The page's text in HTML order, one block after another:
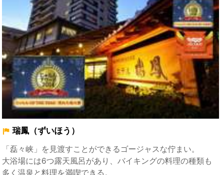
瑞鳳（ずいほう）
「磊々峡」を見渡すことができるゴージャスな佇まい。
大浴場には6つ露天風呂があり、バイキングの料理の種類も
多く温泉と料理を満喫できる。